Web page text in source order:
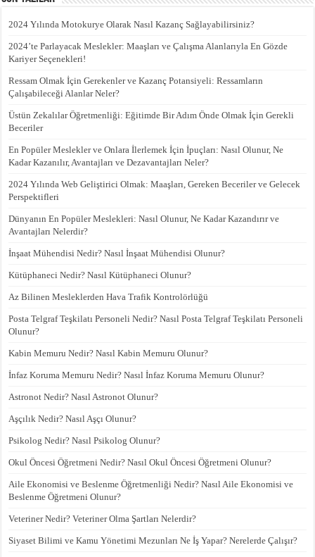
2024 Yılında Motokurye Olarak Nasıl Kazanç Sağlayabilirsiniz?
2024’te Parlayacak Meslekler: Maaşları ve Çalışma Alanlarıyla En Gözde
Kariyer Seçenekleri!
Ressam Olmak İçin Gerekenler ve Kazanç Potansiyeli: Ressamların
Çalışabileceği Alanlar Neler?
Üstün Zekalılar Öğretmenliği: Eğitimde Bir Adım Önde Olmak İçin Gerekli
Beceriler
En Popüler Meslekler ve Onlara İlerlemek İçin İpuçları: Nasıl Olunur, Ne
Kadar Kazanılır, Avantajları ve Dezavantajları Neler?
2024 Yılında Web Geliştirici Olmak: Maaşları, Gereken Beceriler ve Gelecek
Perspektifleri
Dünyanın En Popüler Meslekleri: Nasıl Olunur, Ne Kadar Kazandırır ve
Avantajları Nelerdir?
İnşaat Mühendisi Nedir? Nasıl İnşaat Mühendisi Olunur?
Kütüphaneci Nedir? Nasıl Kütüphaneci Olunur?
Az Bilinen Mesleklerden Hava Trafik Kontrolörlüğü
Posta Telgraf Teşkilatı Personeli Nedir? Nasıl Posta Telgraf Teşkilatı Personeli
Olunur?
Kabin Memuru Nedir? Nasıl Kabin Memuru Olunur?
İnfaz Koruma Memuru Nedir? Nasıl İnfaz Koruma Memuru Olunur?
Astronot Nedir? Nasıl Astronot Olunur?
Aşçılık Nedir? Nasıl Aşçı Olunur?
Psikolog Nedir? Nasıl Psikolog Olunur?
Okul Öncesi Öğretmeni Nedir? Nasıl Okul Öncesi Öğretmeni Olunur?
Aile Ekonomisi ve Beslenme Öğretmenliği Nedir? Nasıl Aile Ekonomisi ve
Beslenme Öğretmeni Olunur?
Veteriner Nedir? Veteriner Olma Şartları Nelerdir?
Siyaset Bilimi ve Kamu Yönetimi Mezunları Ne İş Yapar? Nerelerde Çalışır?